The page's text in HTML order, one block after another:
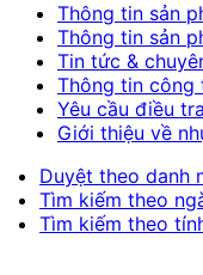
Thông tin sản
Thông tin sản
Tin tức &
Thông tin công
Yêu cầu điều
Giới thiệu về
Duyệt theo danh
Tìm kiếm theo
Tìm kiếm theo